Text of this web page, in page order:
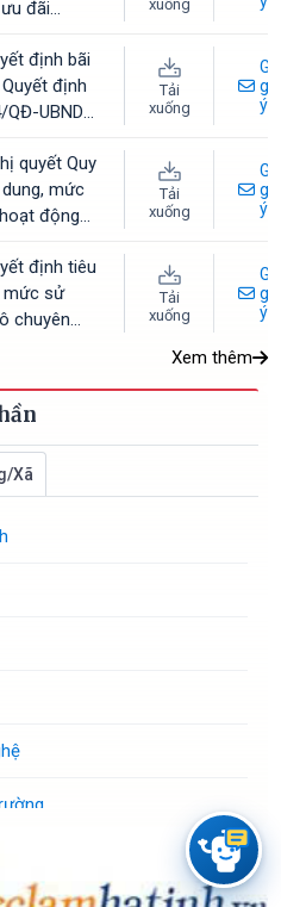
đãi
đối tượng
bàn tỉnh
xuống
định bãi
định
UBND
cán bộ,
phường,
Tải
xuống
ý
quyết Quy
mức
động
nghệ và
tạo sử
nhà
Tải
xuống
ý
định tiêu
mức sử
chuyên
Tải
xuống
ý
Xem thêm
Xã